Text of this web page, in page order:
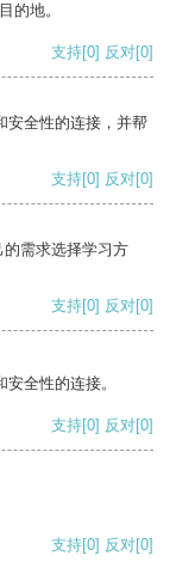
的地。
支持[0] 反对[0]
安全性的连接，并帮
支持[0] 反对[0]
需求选择学习方
支持[0] 反对[0]
全性的连接。
支持[0] 反对[0]
支持[0] 反对[0]